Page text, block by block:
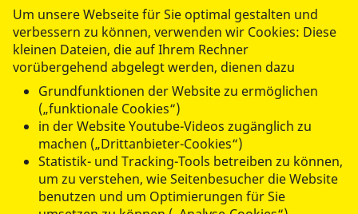
Dies gelte besonders für die Tagespflege, für die im
Referentenentwurf keinerlei Verbesserungen
vorgesehen sind – weder der im Koalitionsvertrag
versprochene Ausbau der Tagespflege noch eine
Erhöhung des Betrags, den Pflegebedürftige für die
Inanspruchnahme der Tagespflege einset-zen können.
„Angesichts der großen Bedeutung, die die Tagespflege
für Pflegebedürftige und ihre Angehörigen hat, ist dies
vollkommen unverständlich“, sagt Dr. Martin Uwe
Fichtmüller. „Die Tages-pflege ermöglicht
Pflegebedürftigen den Verbleib in der eigenen
Um unsere Webseite für Sie optimal gestalten und
verbessern zu können, verwenden wir Cookies: Diese
kleinen Dateien, die auf Ihrem Rechner
vorübergehend abgelegt werden, dienen dazu
Grundfunktionen der Website zu ermöglichen
(„funktionale Cookies“)
in der Website Youtube-Videos zugänglich zu
machen („Drittanbieter-Cookies“)
Statistik- und Tracking-Tools betreiben zu können,
um zu verstehen, wie Seitenbesucher die Website
benutzen und um Optimierungen für Sie